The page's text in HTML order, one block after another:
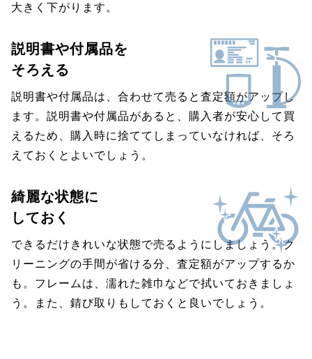
大きく下がります。
説明書や付属品を
そろえる
説明書や付属品は、合わせて売ると査定額がアップし
ます。説明書や付属品があると、購入者が安心して買
えるため、購入時に捨ててしまっていなければ、そろ
えておくとよいでしょう。
綺麗な状態に
しておく
できるだけきれいな状態で売るようにしましょう。ク
リーニングの手間が省ける分、査定額がアップするか
も。フレームは、濡れた雑巾などで拭いておきましょ
う。また、錆び取りもしておくと良いでしょう。